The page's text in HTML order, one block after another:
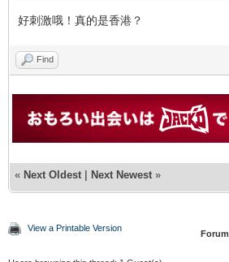
好刺激哦！真的是香港？
Find
« Next Oldest | Next Newest »
View a Printable Version